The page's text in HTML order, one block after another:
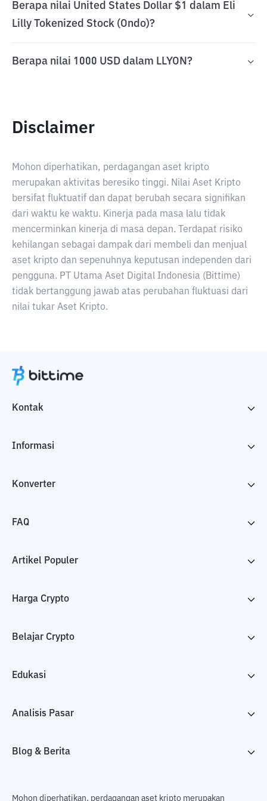
Berapa nilai United States Dollar $1 dalam Eli
Lilly Tokenized Stock (Ondo)?
Berapa nilai 1000 USD dalam LLYON?
Disclaimer
Mohon diperhatikan, perdagangan aset kripto
merupakan aktivitas beresiko tinggi. Nilai Aset Kripto
bersifat fluktuatif dan dapat berubah secara signifikan
dari waktu ke waktu. Kinerja pada masa lalu tidak
mencerminkan kinerja di masa depan. Terdapat risiko
kehilangan sebagai dampak dari membeli dan menjual
aset kripto dan sepenuhnya keputusan independen dari
pengguna. PT Utama Aset Digital Indonesia (Bittime)
tidak bertanggung jawab atas perubahan fluktuasi dari
nilai tukar Aset Kripto.
Kontak
Informasi
Konverter
FAQ
Artikel Populer
Harga Crypto
Belajar Crypto
Edukasi
Analisis Pasar
Blog & Berita
Mohon diperhatikan, perdagangan aset kripto merupakan